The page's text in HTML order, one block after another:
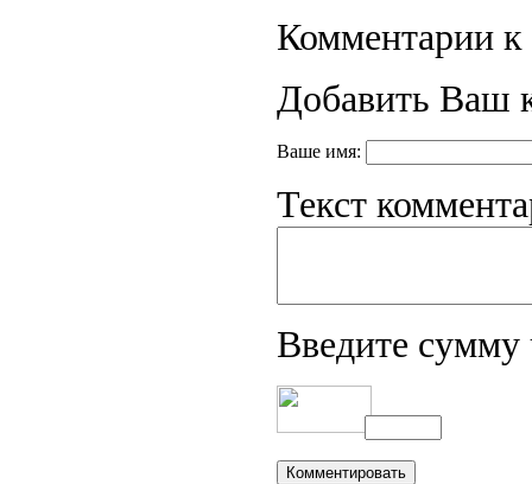
Комментарии к
Добавить Ваш
Ваше имя:
Текст
Введите сумму